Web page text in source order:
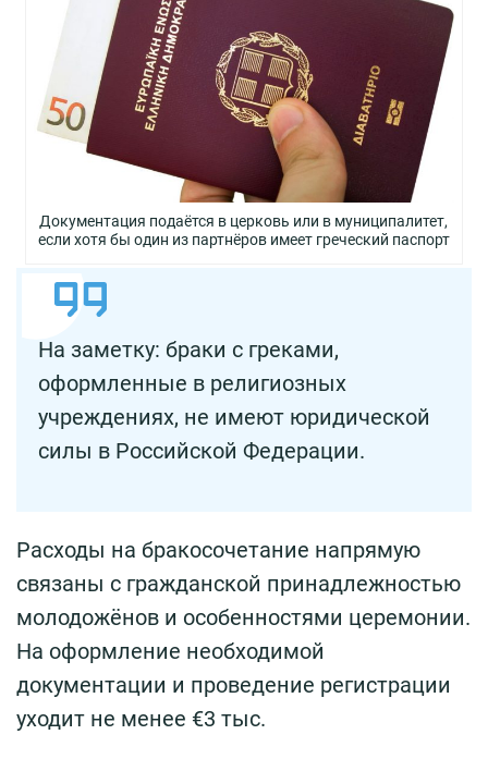
Документация подаётся в церковь или в муниципалитет,
если хотя бы один из партнёров имеет греческий паспорт
На заметку: браки с греками,
оформленные в религиозных
учреждениях, не имеют юридической
силы в Российской Федерации.
Расходы на бракосочетание напрямую
связаны с гражданской принадлежностью
молодожёнов и особенностями церемонии.
На оформление необходимой
документации и проведение регистрации
уходит не менее €3 тыс.